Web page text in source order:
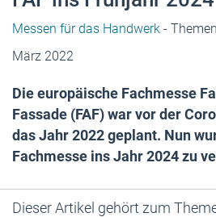
Messen für das Handwerk -
März 2022
Die europäische Fachmesse
Fassade (FAF) war vor der
das Jahr 2022 geplant. Nun
Fachmesse ins Jahr 2024 zu
Dieser Artikel gehört zum